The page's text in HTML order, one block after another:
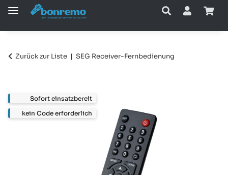
Zurück zur Liste SEG Receiver-Fernbedienung